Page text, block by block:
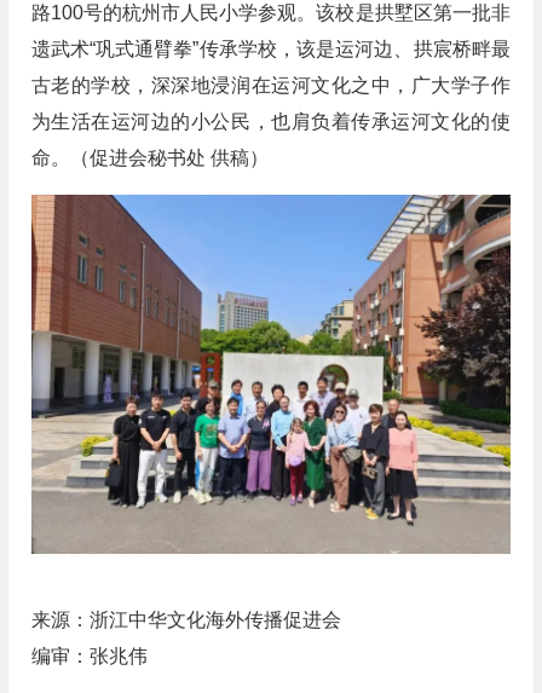
路100号的杭州市人民小学参观。该校是拱墅区第一批非
遗武术“巩式通臂拳”传承学校，该是运河边、拱宸桥畔最
古老的学校，深深地浸润在运河文化之中，广大学子作
为生活在运河边的小公民，也肩负着传承运河文化的使
命。（促进会秘书处 供稿）
来源：浙江中华文化海外传播促进会
编审：张兆伟